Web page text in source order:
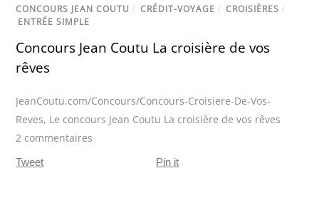
CONCOURS JEAN COUTU / CRÉDIT-VOYAGE / CROISIÈRES /
ENTRÉE SIMPLE
Concours Jean Coutu La croisière de vos
rêves
JeanCoutu.com/Concours/Concours-Croisiere-De-Vos-
Reves, Le concours Jean Coutu La croisière de vos rêves
2 commentaires
Tweet Pin it